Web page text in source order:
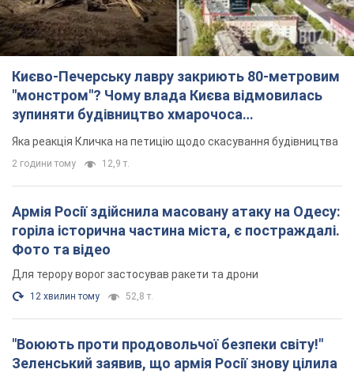
Києво-Печерську лавру закриють 80-метровим
"монстром"? Чому влада Києва відмовилась
зупиняти будівництво хмарочоса
"московського вірянина"
Яка реакція Кличка на петицію щодо скасування будівництва
2 години тому 12,9 т.
Армія Росії здійснила масовану атаку на Одесу:
горіла історична частина міста, є постраждалі.
Фото та відео
Для терору ворог застосував ракети та дрони
12 хвилин тому 52,8 т.
"Воюють проти продовольчої безпеки світу!"
Зеленський заявив, що армія Росії знову цілила